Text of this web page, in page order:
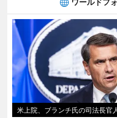
米上院、ブランチ氏の司法長官